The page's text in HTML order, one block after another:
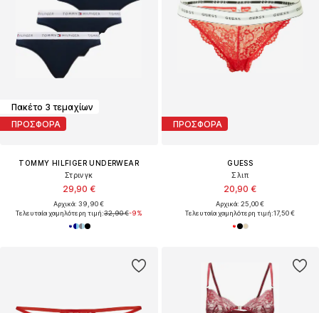
Πακέτο 3 τεμαχίων
ΠΡΟΣΦΟΡΑ
TOMMY HILFIGER UNDERWEAR
Στρινγκ
29,90 €
Αρχικά: 39,90 €
Τελευταία χαμηλότερη τιμή:32,90 €-9%
ΠΡΟΣΦΟΡΑ
GUESS
Σλιπ
20,90 €
Αρχικά: 25,00 €
Τελευταία χαμηλότερη τιμή:17,50 €